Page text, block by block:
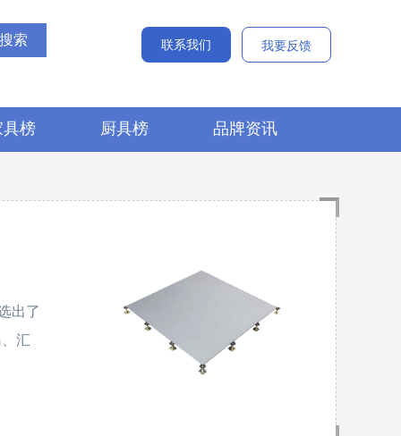
联系我们
我要反馈
具榜 厨具榜 品牌资讯
出了
汇